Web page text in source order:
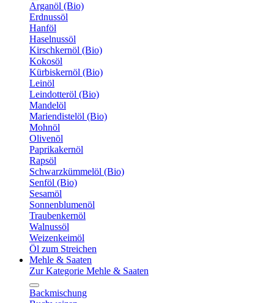
Arganöl (Bio)
Erdnussöl
Hanföl
Haselnussöl
Kirschkernöl (Bio)
Kokosöl
Kürbiskernöl (Bio)
Leinöl
Leindotteröl (Bio)
Mandelöl
Mariendistelöl (Bio)
Mohnöl
Olivenöl
Paprikakernöl
Rapsöl
Schwarzkümmelöl (Bio)
Senföl (Bio)
Sesamöl
Sonnenblumenöl
Traubenkernöl
Walnussöl
Weizenkeimöl
Öl zum Streichen
Mehle & Saaten
Zur Kategorie Mehle & Saaten
Backmischung